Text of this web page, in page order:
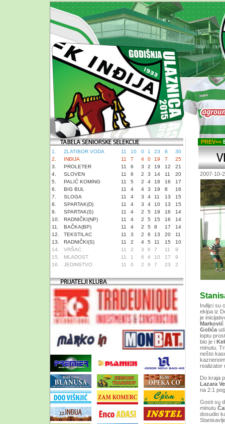
1. ZLATIBOR VODA 11 10 0 1 23 8
30
2.
INĐIJA 11 7 4 0 19 7
25
3.
PROLETER 11 6 3 2 19 12
21
4.
SLOVEN 11 6 2 3 14 11
20
5.
PALIĆ KOMING 11 5 2 4 18 16
17
6.
BIG BUL 11 4 4 3 19 8
16
7.
SLOGA 11 4 3 4 11 13
15
8.
SPARTAK(D) 11 4 3 4 10 13
15
9.
SPARTAK(S) 11 4 2 5 19 16
14
10.
RADNIČKI(NP) 11 4 2 5 15 16
14
11.
BAČKA(BP) 11 4 2 5 8 17
14
12.
TEKSTILAC 11 3 2 6 13 20
11
13.
RADNIČKI(S) 11 2 4 5 11 15
10
14.
VRŠAC 11 2 3 6 7 11
9
15.
MLADOST 11 1 6 4 10 17
9
16.
JEDINSTVO 11 0 2 9 7 23 2
PREV<<
2007-10-
Inđijci su
ekipa iz
je
Marković
Golića
loptu
bio je i
minutu.
nešto
realizator
Do kraja
Lazara
na 2:1
Gosti su
minutu
dosudio